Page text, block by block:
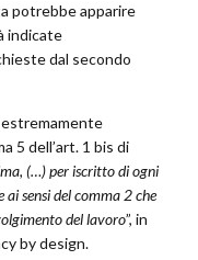
potrebbe apparire
indicate
dal secondo
5 dell’art. 1 bis di
(…) per iscritto di ogni
sensi del comma 2 che
del lavoro”, in
by design.